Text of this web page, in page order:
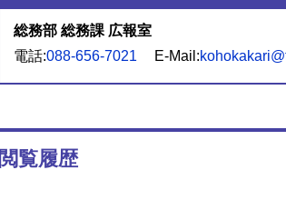
総務部 総務課 広報室
電話:088-656-7021 E-Mail:
閲覧履歴